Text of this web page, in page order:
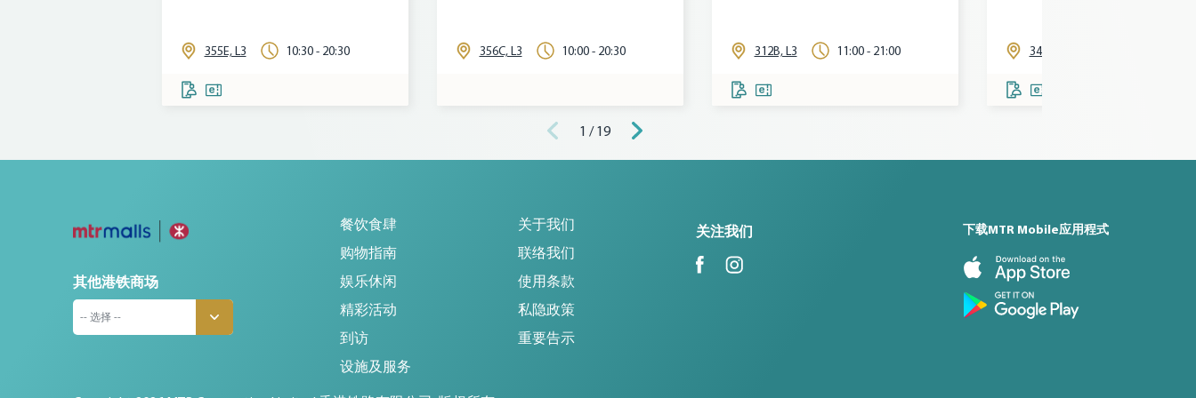
355E, L3 10:30 - 20:30 356C, L3 10:00 - 20:30 312B, L3 11:00 - 21:00 342, L3
1 / 19
其他港铁商场
-- 选择 --
餐饮食肆
购物指南
娱乐休闲
精彩活动
到访
设施及服务
关于我们
联络我们
使用条款
私隐政策
重要告示
关注我们 下载MTR Mobile应用程式